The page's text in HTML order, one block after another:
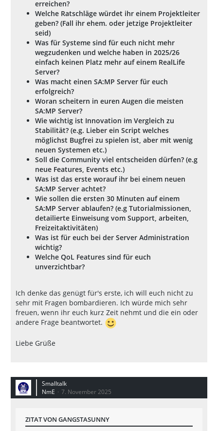
erreichen?
Welche Ratschläge würdet ihr einem Projektleiter
geben? (Fall ihr ehem. oder jetzige Projektleiter
seid)
Was für Systeme sind für euch nicht mehr
wegzudenken und welche haben in 2025/26
einfach keinen Platz mehr auf einem RealLife
Server?
Was macht einen SA:MP Server für euch
erfolgreich?
Woran scheitern in euren Augen die meisten
SA:MP Server?
Wie wichtig ist Innovation im Vergleich zu
Stabilität? (e.g. Lieber ein Script welches
möglichst Bugfrei zu spielen ist, aber mit wenig
neuen Systemen etc.)
Soll die Community viel entscheiden dürfen? (e.g
neue Features, Events etc.)
Was ist das erste worauf ihr bei einem neuen
SA:MP Server achtet?
Wie sollen die ersten 30 Minuten auf einem
SA:MP Server ablaufen? (e.g Tutorialmissionen,
detailierte Einweisung vom Support, arbeiten,
Freizeitaktivitäten)
Was ist für euch bei der Server Administration
wichtig?
Welche QoL Features sind für euch
unverzichtbar?
Ich denke das genügt für's erste, ich will euch nicht zu
sehr mit Fragen bombardieren. Ich würde mich sehr
freuen, wenn ihr euch kurz Zeit nehmt und die ein oder
andere Frage beantwortet.
Liebe Grüße
Smalltalk
NmE
7. November 2025
ZITAT VON GANGSTASUNNY